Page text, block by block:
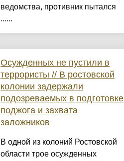
ведомства, противник пытался
......
Осужденных не пустили в
террористы // В ростовской
колонии задержали
подозреваемых в подготовке
поджога и захвата
заложников
В одной из колоний Ростовской
области трое осужденных